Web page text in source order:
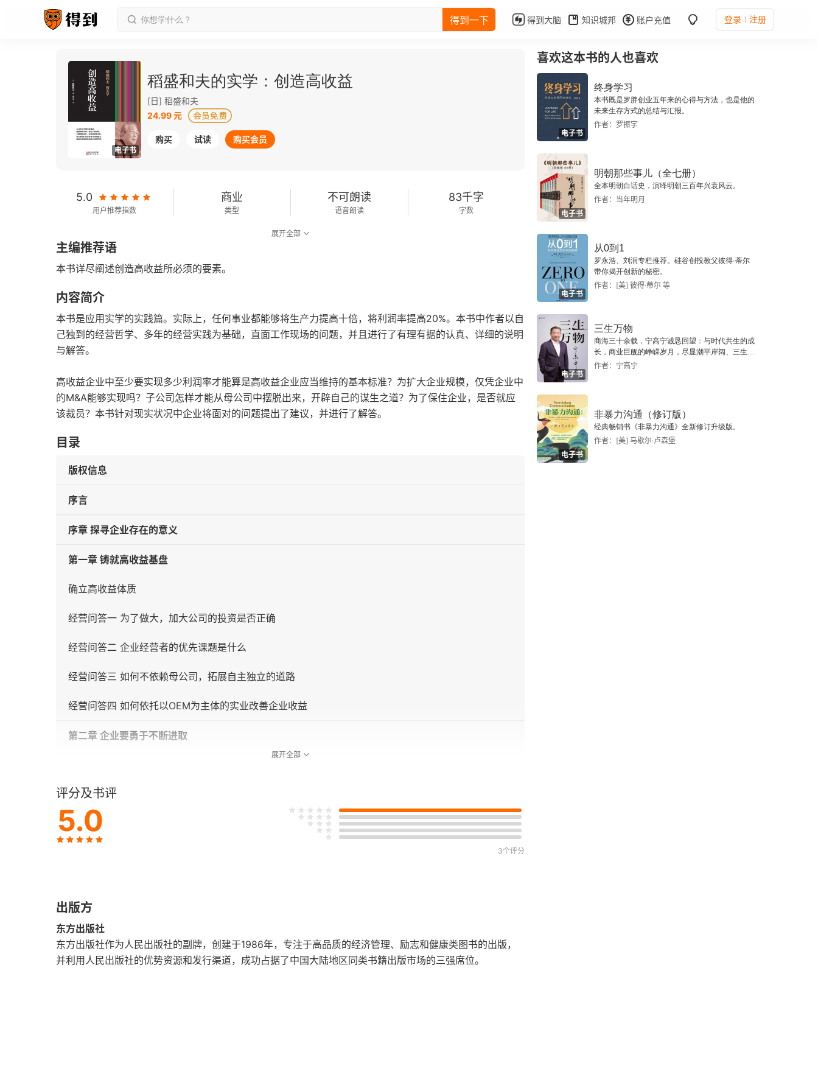
得到一下 得到大脑 知识城邦 账户充值 登录 注册
电子书
稻盛和夫的实学：创造高收益
[日] 稻盛和夫
24.99 元
购买 试读 购买会员
5.0
用户推荐指数
商业
类型
不可朗读
语音朗读
83千字
字数
发行日期
展开全部
主编推荐语
本书详尽阐述创造高收益所必须的要素。
内容简介
本书是应用实学的实践篇。实际上，任何事业都能够将生产力提高十倍，将利润率提高20%。本书中作者以自
己独到的经营哲学、多年的经营实践为基础，直面工作现场的问题，并且进行了有理有据的认真、详细的说明
与解答。
高收益企业中至少要实现多少利润率才能算是高收益企业应当维持的基本标准？为扩大企业规模，仅凭企业中
的M&A能够实现吗？子公司怎样才能从母公司中摆脱出来，开辟自己的谋生之道？为了保住企业，是否就应
该裁员？本书针对现实状况中企业将面对的问题提出了建议，并进行了解答。
目录
版权信息
序言
序章 探寻企业存在的意义
第一章 铸就高收益基盘
确立高收益体质
经营问答一 为了做大，加大公司的投资是否正确
经营问答二 企业经营者的优先课题是什么
经营问答三 如何不依赖母公司，拓展自主独立的道路
经营问答四 如何依托以OEM为主体的实业改善企业收益
第二章 企业要勇于不断进取
经营问答五 作为零售业，不断扩大分店的做法是否正确
经营问答六 是否该对老旧设备进行大规模的改造
第三章 基于合伙人理念的企业经营
创造超越劳资双方立场差异的企业文化
展开全部
评分及书评
5.0
3个评分
出版方
东方出版社
东方出版社作为人民出版社的副牌，创建于1986年，专注于高品质的经济管理、励志和健康类图书的出版，
并利用人民出版社的优势资源和发行渠道，成功占据了中国大陆地区同类书籍出版市场的三强席位。
喜欢这本书的人也喜欢
电子书
终身学习
本书既是罗胖创业五年来的心得与方法，也是他的
未来生存方式的总结与汇报。
作者：罗振宇
电子书
明朝那些事儿（全七册）
全本明朝白话史，演绎明朝三百年兴衰风云。
作者：当年明月
电子书
从0到1
罗永浩、刘润专栏推荐。硅谷创投教父彼得·蒂尔
带你揭开创新的秘密。
作者：[美] 彼得·蒂尔 等
电子书
三生万物
商海三十余载，宁高宁诚恳回望：与时代共生的成
长，商业巨舰的峥嵘岁月，尽显潮平岸阔、三生万
物的人生之境。
作者：宁高宁
电子书
非暴力沟通（修订版）
经典畅销书《非暴力沟通》全新修订升级版。
作者：[美] 马歇尔·卢森堡